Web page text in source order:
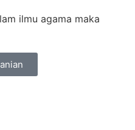
ilmu agama maka